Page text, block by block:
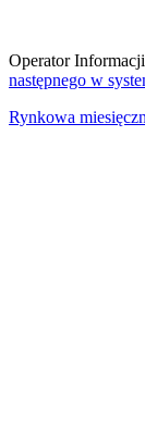
Operator
następnego w
Rynkowa